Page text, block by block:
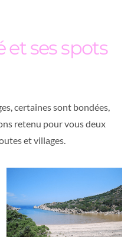
et ses spots
certaines sont bondées,
retenu pour vous deux
et villages.